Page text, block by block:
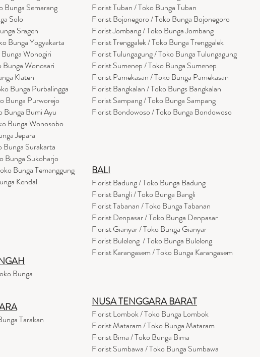
Bunga Semarang
Solo
Sragen
Bunga Yogyakarta
Wonogiri
Wonosari
Klaten
Bunga Purbalingga
Bunga Purworejo
Bunga Bumi Ayu
Bunga Wonosobo
Jepara
Bunga Surakarta
Bunga Sukoharjo
Bunga Temanggung
Kendal
Bunga
Tarakan
Florist Tuban / Toko Bunga Tuban
Florist Bojonegoro / Toko Bunga Bojonegoro
Florist Jombang / Toko Bunga Jombang
Florist Trenggalek / Toko Bunga Trenggalek
Florist Tulungagung / Toko Bunga Tulungagung
Florist Sumenep / Toko Bunga Sumenep
Florist Pamekasan / Toko Bunga Pamekasan
Florist Bangkalan / Toko Bungs Bangkalan
Florist Sampang / Toko Bunga Sampang
Florist Bondowoso / Toko Bunga Bondowoso
BALI
Florist Badung / Toko Bunga Badung
Florist Bangli / Toko Bunga Bangli
FloristTabanan/ Toko Bunga Tabanan
Florist Denpasar / Toko Bunga Denpasar
Florist Gianyar / Toko Bunga Gianyar
Florist Buleleng / Toko Bunga Buleleng
Florist Karangasem / Toko Bunga Karangasem
NUSA TENGGARA BARAT
Florist Lombok / Toko Bunga Lombok
FloristMataram/ Toko Bunga Mataram
Florist Bima / Toko Bunga Bima
Florist Sumbawa / Toko Bunga Sumbawa